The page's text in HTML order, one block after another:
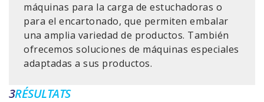
máquinas para la carga de estuchadoras o
para el encartonado, que permiten embalar
una amplia variedad de productos. También
ofrecemos soluciones de máquinas especiales
adaptadas a sus productos.
3RÉSULTATS